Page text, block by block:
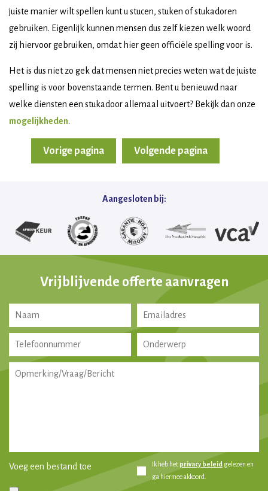
juiste manier wilt spellen kunt u stucen, stuken of stukadoren
gebruiken. Eigenlijk kunnen mensen dus zelf kiezen welk woord
zij hiervoor gebruiken, omdat hier geen officiële spelling voor is.
Het is dus niet zo gek dat mensen niet precies weten wat de juiste
spelling is voor bovenstaande termen. Bent u benieuwd naar
welke diensten een stukadoor allemaal uitvoert? Bekijk dan onze
mogelijkheden.
Vorige pagina Volgende pagina
Aangesloten bij:
Vrijblijvende offerte aanvragen
Voeg een bestand toe Ik heb het privacy beleid gelezen en
ga hiermee akkoord.